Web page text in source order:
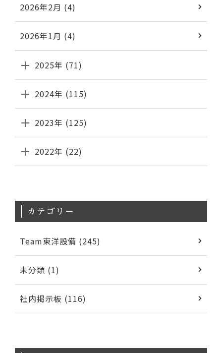
2026年2月 (4)
2026年1月 (4)
2025年 (71)
2024年 (115)
2023年 (125)
2022年 (22)
カテゴリー
Team東洋設備 (245)
未分類 (1)
社内掲示板 (116)